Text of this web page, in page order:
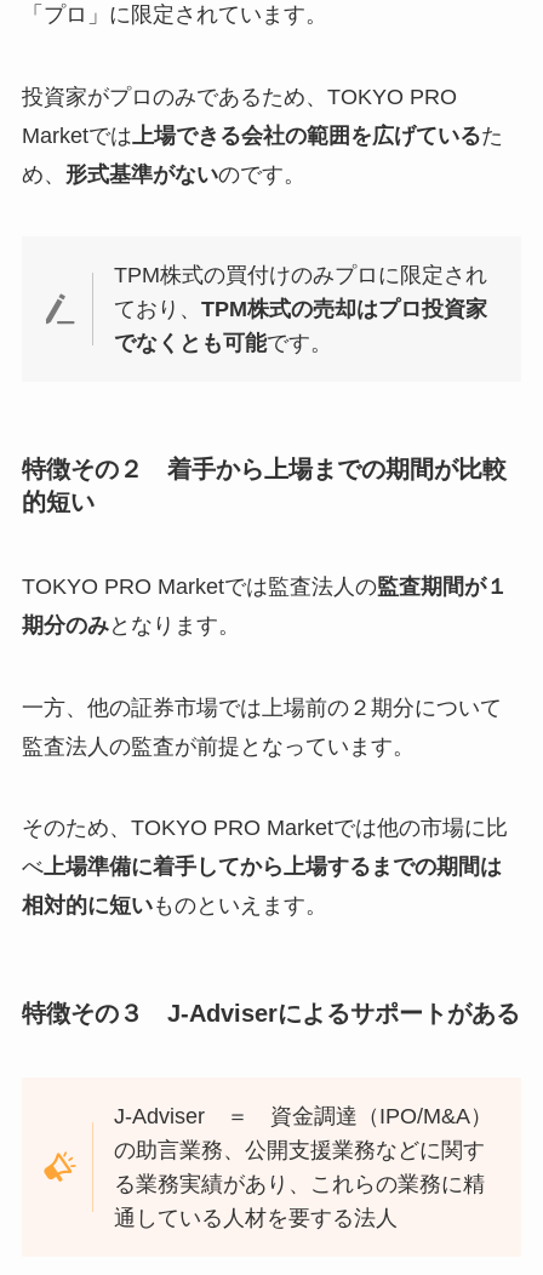
「プロ」に限定されています。
投資家がプロのみであるため、TOKYO PRO
Marketでは 上場できる会社の範囲を広げているた
め、 形式基準がないのです。
TPM株式の買付けのみプロに限定され
ており、TPM株式の売却はプロ投資家
でなくとも可能です。
特徴その２ 着手から上場までの期間が比較
的短い
TOKYO PRO Marketでは監査法人の監査期間が１
期分のみとなります。
一方、他の証券市場では上場前の２期分について
監査法人の監査が前提となっています。
そのため、TOKYO PRO Marketでは他の市場に比
べ上場準備に着手してから上場するまでの期間は
相対的に短いものといえます。
特徴その３ J-Adviserによるサポートがある
J-Adviser ＝ 資金調達（IPO/M&A）
の助言業務、公開支援業務などに関す
る業務実績があり、これらの業務に精
通している人材を要する法人